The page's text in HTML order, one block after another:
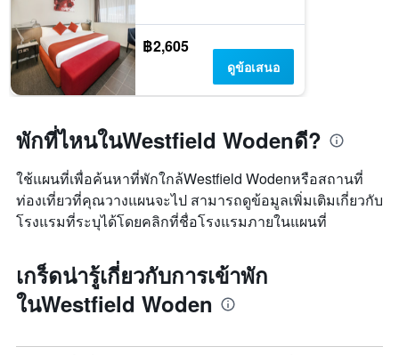
฿2,605
ดูข้อเสนอ
พักที่ไหนในWestfield Wodenดี?
ใช้แผนที่เพื่อค้นหาที่พักใกล้Westfield Wodenหรือสถานที่
ท่องเที่ยวที่คุณวางแผนจะไป สามารถดูข้อมูลเพิ่มเติมเกี่ยวกับ
โรงแรมที่ระบุได้โดยคลิกที่ชื่อโรงแรมภายในแผนที่
เกร็ดน่ารู้เกี่ยวกับการเข้าพัก
ในWestfield Woden